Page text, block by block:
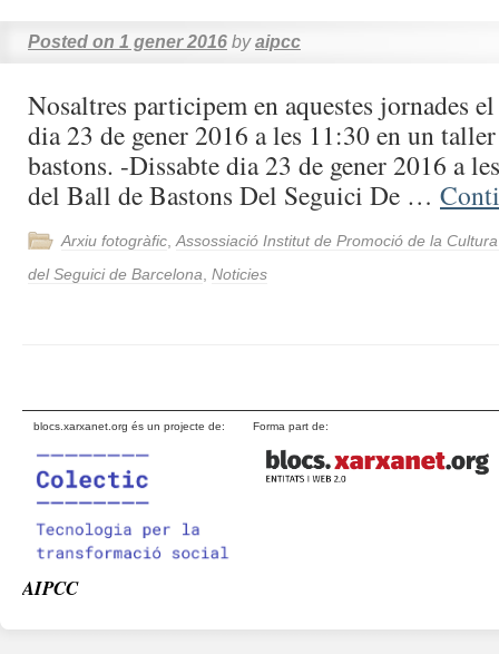
Posted on 1 gener 2016 by aipcc
Nosaltres participem en aquestes jornades
dia 23 de gener 2016 a les 11:30 en un
bastons. -Dissabte dia 23 de gener 2016 a
del Ball de Bastons Del Seguici De …
Arxiu fotogràfic Assossiació Institut de Promoció de la
del Seguici de Barcelona Noticies
blocs.xarxanet.org és un projecte de: Forma part de:
AIPCC